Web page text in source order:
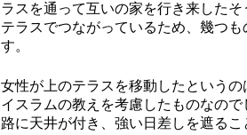
ラスを通って互いの家を行き来したそ
テラスでつながっているため、幾つ
す。
女性が上のテラスを移動したという
イスラムの教えを考慮したものなの
路に天井が付き、強い日差しを遮る